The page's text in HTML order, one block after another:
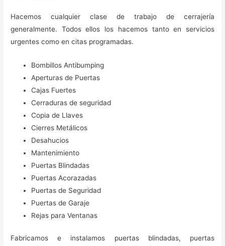
Hacemos cualquier clase de trabajo de cerrajería
generalmente. Todos ellos los hacemos tanto en servicios
urgentes como en citas programadas.
Bombillos Antibumping
Aperturas de Puertas
Cajas Fuertes
Cerraduras de seguridad
Copia de Llaves
Cierres Metálicos
Desahucios
Mantenimiento
Puertas Blindadas
Puertas Acorazadas
Puertas de Seguridad
Puertas de Garaje
Rejas para Ventanas
Fabricamos e instalamos puertas blindadas, puertas